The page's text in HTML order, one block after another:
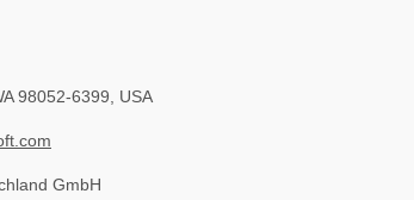
98052-6399, USA
GmbH